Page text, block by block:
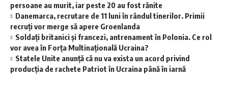
persoane au murit, iar peste 20 au fost rănite
Danemarca, recrutare de 11 luni în rândul tinerilor. Primii
recruți vor merge să apere Groenlanda
Soldați britanici și francezi, antrenament în Polonia. Ce rol
vor avea în Forța Multinațională Ucraina?
Statele Unite anunță că nu va exista un acord privind
producția de rachete Patriot în Ucraina până în iarnă